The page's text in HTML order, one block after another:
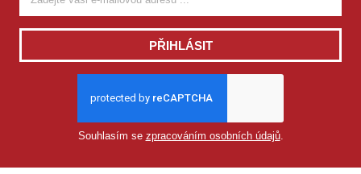
PŘIHLÁSIT
Souhlasím se zpracováním osobních údajů.